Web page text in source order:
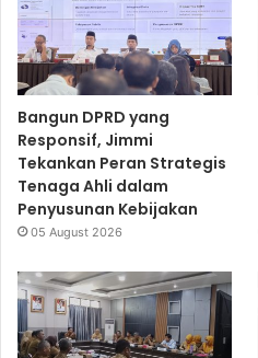
Bangun DPRD yang
Responsif, Jimmi
Tekankan Peran Strategis
Tenaga Ahli dalam
Penyusunan Kebijakan
05 August 2026